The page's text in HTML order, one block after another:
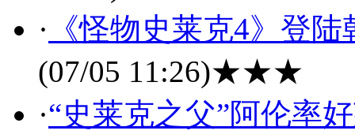
· 《怪物史莱克4》登
(07/05 11:26)★★★
·“史莱克之父”阿伦率